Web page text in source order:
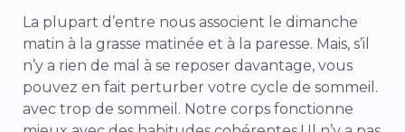
La plupart d’entre nous associent le dimanche
matin à la grasse matinée et à la paresse. Mais, s’il
n’y a rien de mal à se reposer davantage, vous
pouvez en fait perturber votre cycle de sommeil.
avec trop de sommeil . Notre corps fonctionne